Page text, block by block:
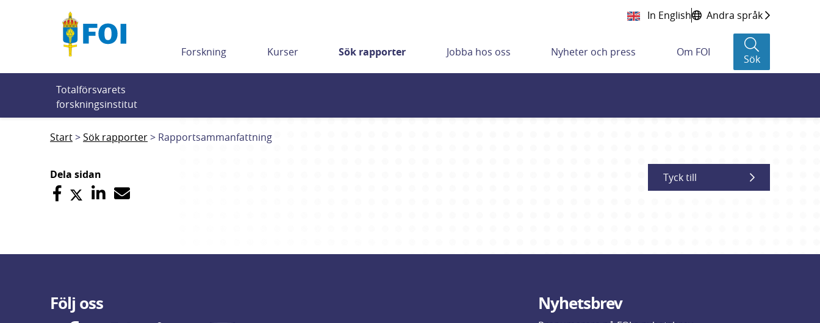
In English Andra språk
Forskning Kurser Sök rapporter Jobba hos oss Nyheter och press Om FOI
Sök
Totalförsvarets
forskningsinstitut
Start Sök rapporter Rapportsammanfattning
Dela sidan Tyck till
Följ oss Nyhetsbrev